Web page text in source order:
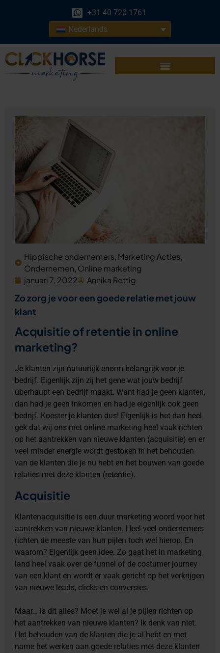
+31 40 720 1761
Nederlands
Hippische ondernemers, Marketing Acties,
Ondernemen, Online marketing
januari 7, 2022
Annika Rettig
Zo zorg je voor een goede relatie met jouw
klant
Acquisitie of retentie in online
marketing?
Je klanten zijn natuurlijk enorm belangrijk voor je
bedrijf. Eigenlijk zijn zij het gene wat jouw bedrijf
überhaupt een bedrijf maakt. Want had je geen klanten,
dan had je geen inkomen en had je eigenlijk ook geen
bedrijf. Koester je klanten dus! Eigenlijk is het dan heel
gek dat wij ons met online marketing heel vaak richten
op het aantrekken van nieuwe klanten (acquisitie) en er
veel minder energie wordt gestoken in het behouden
van de klanten die je nu hebt en het bouwen van goede
relaties met deze klanten (retentie).
Acquisitie
Klantenacquisitie is een duur marketing woord voor het
aantrekken van nieuwe klanten. Heel veel ondernemers
richten de meeste van hun pijlen toch wel hierop. En
waarom? Eigenlijk geen idee. Zo gaat het in marketing
land heel vaak over de funnel of de costumer journey
van een klant en wordt er vaak gericht op het verkrijgen
van nieuwe leads, clicks en conversies.
Maar… is dit alles? Moet je wel al je pijlen richten op
het aantrekken van nieuwe klanten? Ik denk van niet.
Het behouden van de klanten die je al hebt en met
name het werken aan goede relaties met deze klanten